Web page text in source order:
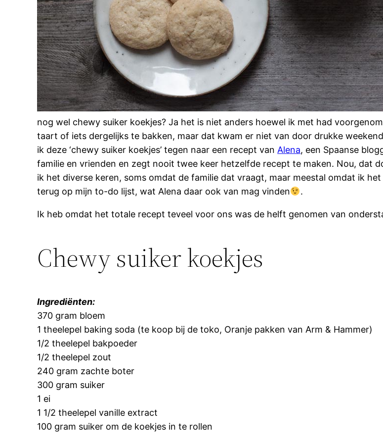
nog wel chewy suiker koekjes? Ja het is niet anders hoewel ik met had
taart of iets dergelijks te bakken, maar dat kwam er niet van door drukke
ik deze ‘chewy suiker koekjes’ tegen naar een recept van Alena, een Spaanse
familie en vrienden en zegt nooit twee keer hetzelfde recept te maken. Nou, dat
ik het diverse keren, soms omdat de familie dat vraagt, maar meestal omdat ik
terug op mijn to-do lijst, wat Alena daar ook van mag vinden
.
Ik heb omdat het totale recept teveel voor ons was de helft genomen van
Chewy suiker koekjes
Ingrediënten:
370 gram bloem
1 theelepel baking soda (te koop bij de toko, Oranje pakken van Arm & Hammer)
1/2 theelepel bakpoeder
1/2 theelepel zout
240 gram zachte boter
300 gram suiker
1 ei
1 1/2 theelepel vanille extract
100 gram suiker om de koekjes in te rollen